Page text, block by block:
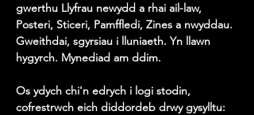
gwerthu Llyfrau newydd a rhai ail-law,
Posteri, Sticeri, Pamffledi, Zines a nwyddau.
Gweithdai, sgyrsiau i lluniaeth. Yn llawn
hygyrch. Mynediad am ddim.
Os ydych chi'n edrych i logi stodin,
cofrestrwch eich diddordeb drwy gysylltu: